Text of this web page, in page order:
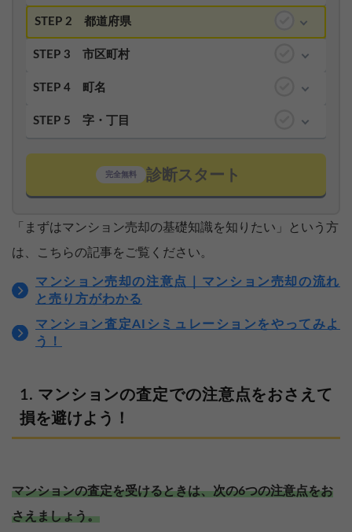
STEP 2 都道府県
STEP 3 市区町村
STEP 4 町名
STEP 5 字・丁目
完全無料 診断スタート
「まずはマンション売却の基礎知識を知りたい」という方
は、こちらの記事をご覧ください。
マンション売却の注意点｜マンション売却の流れ
と売り方がわかる
マンション査定AIシミュレーションをやってみよ
う！
マンションの査定での注意点をおさえて
損を避けよう！
マンションの査定を受けるときは、次の6つの注意点をお
さえましょう。